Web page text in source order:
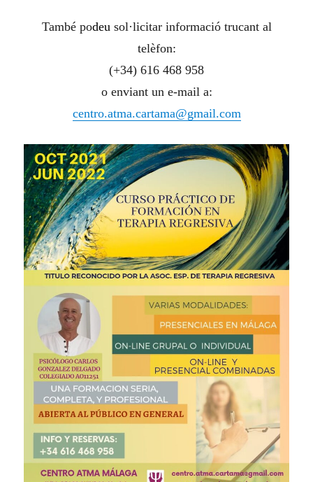
També podeu sol·licitar informació trucant al
telèfon:
(+34) 616 468 958
o enviant un e-mail a:
centro.atma.cartama@gmail.com